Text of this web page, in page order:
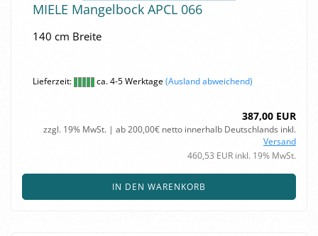
MIELE Man­gel­bock APCL 066
140 cm Brei­te
Lieferzeit: ca. 4-5 Werktage(Ausland abweichend)
387,00 EUR
zzgl. 19% MwSt. | ab 200,00€ netto innerhalb Deutschlands inkl.
Versand
460,53 EUR inkl. 19% MwSt.
IN DEN WARENKORB